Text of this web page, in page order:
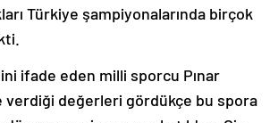
Türkiye şampiyonalarında birçok
ifade eden milli sporcu Pınar
verdiği değerleri gördükçe bu spora